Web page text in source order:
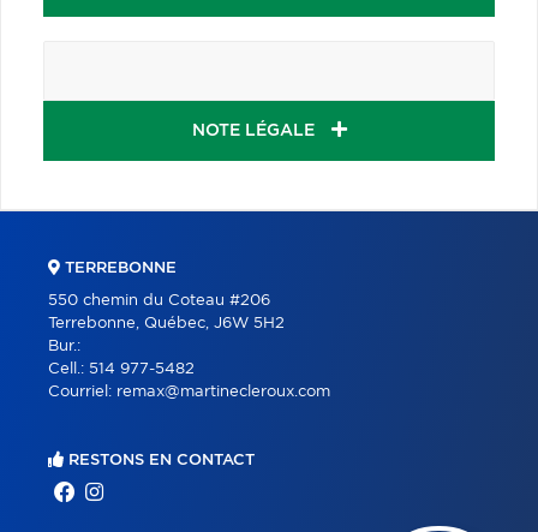
NOTE LÉGALE
TERREBONNE
550 chemin du Coteau #206
Terrebonne, Québec, J6W 5H2
Bur.:
Cell.: 514 977-5482
Courriel: remax@martinecleroux.com
RESTONS EN CONTACT